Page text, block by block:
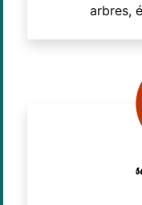
arbres,